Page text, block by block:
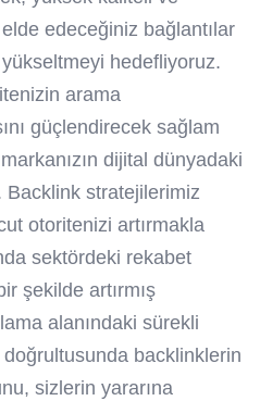
edeceğiniz bağlantılar
yükseltmeyi hedefliyoruz.
arama
güçlendirecek sağlam
dijital dünyadaki
stratejilerimiz
otoritenizi artırmakla
sektördeki rekabet
şekilde artırmış
alanındaki sürekli
backlinklerin
sizlerin yararına